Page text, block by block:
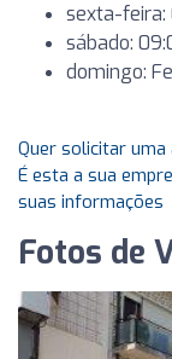
sexta-feira:
sábado:
domingo:
Quer solicitar uma
É esta a sua
suas informações
Fotos de